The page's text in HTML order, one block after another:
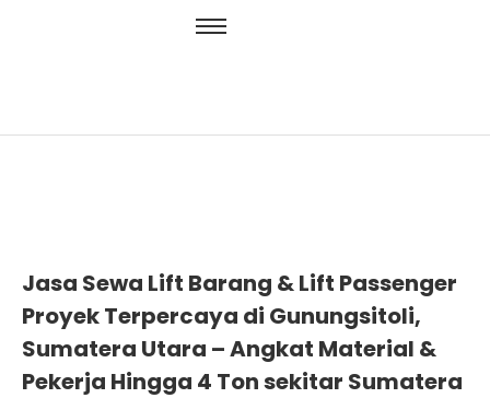
Jasa Sewa Lift Barang & Lift Passenger
Proyek Terpercaya di Gunungsitoli,
Sumatera Utara – Angkat Material &
Pekerja Hingga 4 Ton sekitar Sumatera